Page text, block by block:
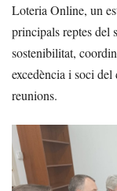
Loteria Online, un
principals reptes del
sostenibilitat,
excedència i soci
reunions.